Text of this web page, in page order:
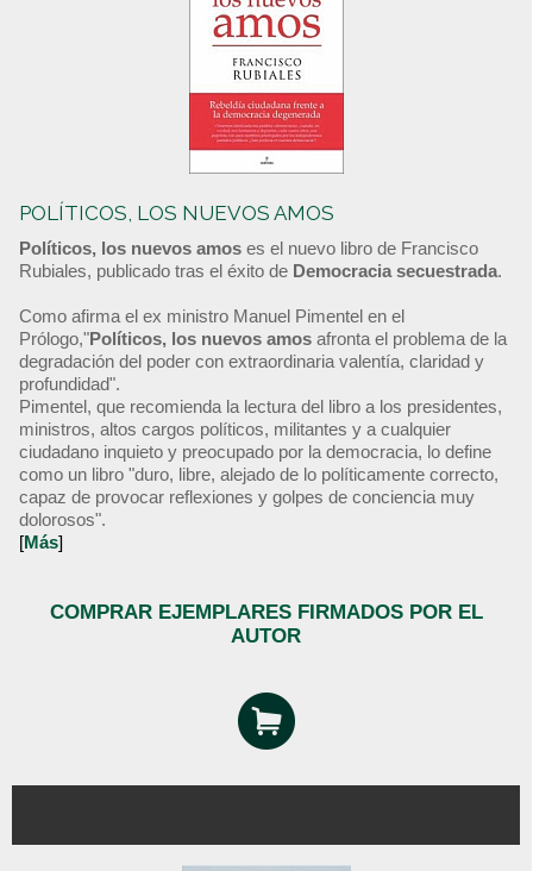
POLÍTICOS, LOS NUEVOS AMOS
Políticos, los nuevos amos es el nuevo libro de Francisco
Rubiales, publicado tras el éxito de Democracia secuestrada.
Como afirma el ex ministro Manuel Pimentel en el
Prólogo,"Políticos, los nuevos amos afronta el problema de la
degradación del poder con extraordinaria valentía, claridad y
profundidad".
Pimentel, que recomienda la lectura del libro a los presidentes,
ministros, altos cargos políticos, militantes y a cualquier
ciudadano inquieto y preocupado por la democracia, lo define
como un libro "duro, libre, alejado de lo políticamente correcto,
capaz de provocar reflexiones y golpes de conciencia muy
dolorosos".
[Más]
COMPRAR EJEMPLARES FIRMADOS POR EL
AUTOR